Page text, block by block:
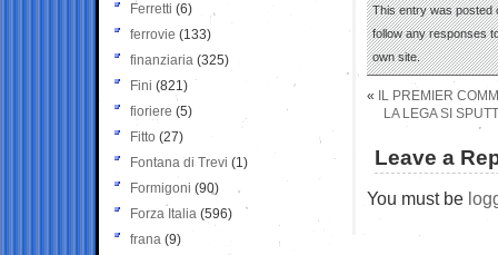
This entry was posted
follow any responses
own site.
«
IL PREMIER
LA LEGA SI
Leave a
You must be
Ferretti (6)
ferrovie (133)
finanziaria (325)
Fini (821)
fioriere (5)
Fitto (27)
Fontana di Trevi (1)
Formigoni (90)
Forza Italia (596)
frana (9)